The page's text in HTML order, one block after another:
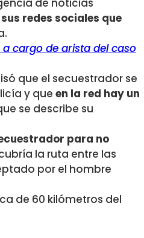
de noticias
redes sociales que
cargo de arista del caso
que el secuestrador se
y que en la red hay un
se describe su
para no
la ruta entre las
por el hombre
de 60 kilómetros del